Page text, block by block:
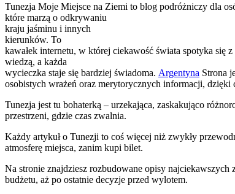
Tunezja Moje Miejsce na Ziemi to blog podróżniczy dla
które marzą o odkrywaniu
kraju jaśminu i innych
kierunków. To
kawałek internetu, w której ciekawość świata spotyka się z
wiedzą, a każda
wycieczka staje się bardziej świadoma. Argentyna Strona
osobistych wrażeń oraz merytorycznych informacji, dzięki
Tunezja jest tu bohaterką – urzekająca, zaskakująco
przestrzeni, gdzie czas zwalnia.
Każdy artykuł o Tunezji to coś więcej niż zwykły
atmosferę miejsca, zanim kupi bilet.
Na stronie znajdziesz rozbudowane opisy
budżetu, aż po ostatnie decyzje przed wylotem.